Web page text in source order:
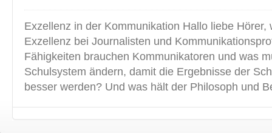
Exzellenz in der Kommunikation Hallo liebe Hörer,
Exzellenz bei Journalisten und
Fähigkeiten brauchen Kommunikatoren und was
Schulsystem ändern, damit die Ergebnisse der
besser werden? Und was hält der Philosoph und